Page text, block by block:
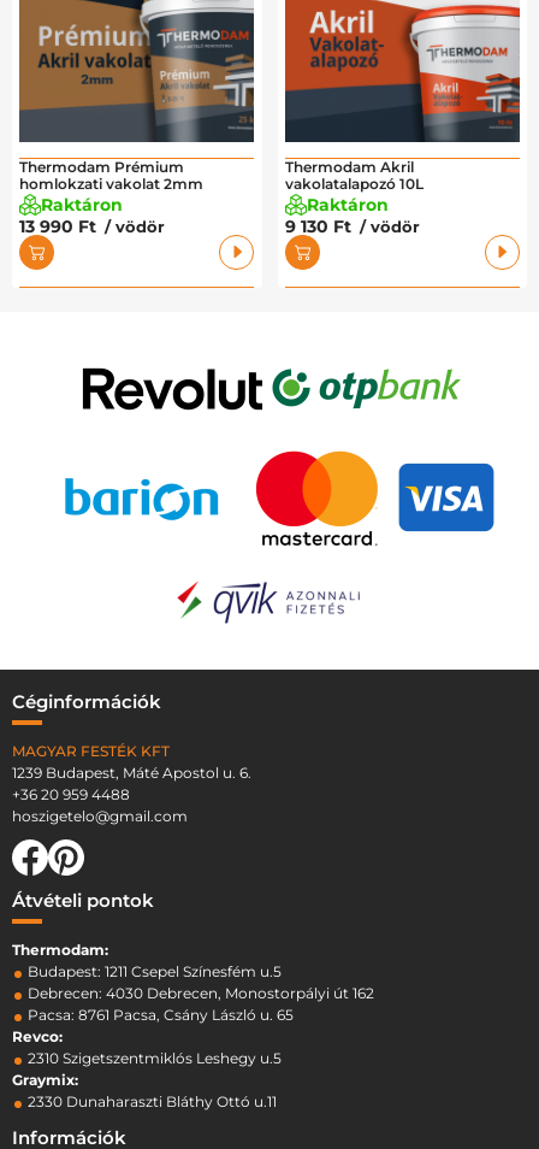
Thermodam Prémium
homlokzati vakolat 2mm
Raktáron
13 990 Ft / vödör
Thermodam Akril
vakolatalapozó 10L
Raktáron
9 130 Ft / vödör
Céginformációk
MAGYAR FESTÉK KFT
1239 Budapest, Máté Apostol u. 6.
+36 20 959 4488
hoszigetelo@gmail.com
Átvételi pontok
Thermodam:
Budapest: 1211 Csepel Színesfém u.5
Debrecen: 4030 Debrecen, Monostorpályi út 162
Pacsa: 8761 Pacsa, Csány László u. 65
Revco:
2310 Szigetszentmiklós Leshegy u.5
Graymix:
2330 Dunaharaszti Bláthy Ottó u.11
Információk